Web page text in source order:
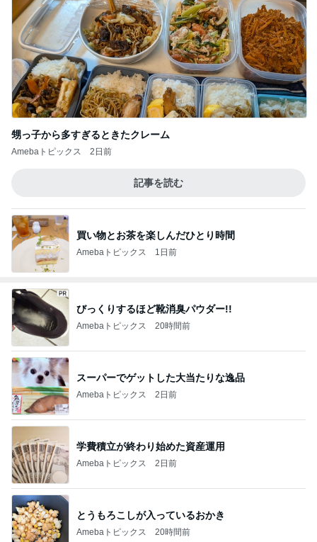
甥っ子から多すぎるときたクレーム
Amebaトピックス 2日前
記事を読む
買い物とお茶を楽しんだひとり時間
Amebaトピックス 1日前
びっくりするほど靴消臭パウダー!!
Amebaトピックス 20時間前
スーパーでゲットした大当たりな逸品
Amebaトピックス 2日前
学費積立が終わり始めた資産運用
Amebaトピックス 2日前
とうもろこしが入っているおかき
Amebaトピックス 20時間前